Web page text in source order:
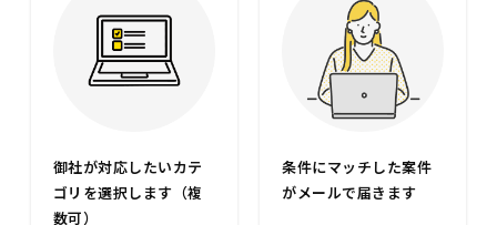
御社が対応したいカテ
ゴリを選択します（複
数可）
条件にマッチした案件
がメールで届きます